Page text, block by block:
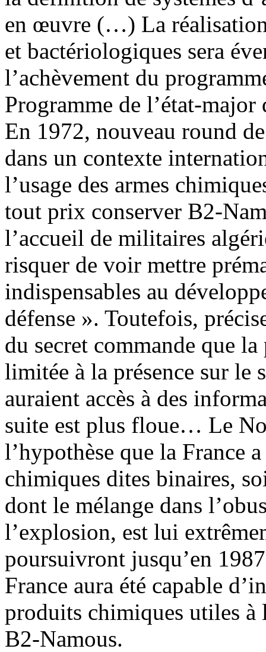
en œuvre (…) La
et bactériologiques sera
l’achèvement du
Programme de l’état-
En 1972, nouveau round
dans un contexte
l’usage des armes
tout prix conserver B2-
l’accueil de militaires
risquer de voir mettre
indispensables au
défense ». Toutefois,
du secret commande que
limitée à la présence sur le
auraient accès à des
suite est plus floue… Le
l’hypothèse que la France
chimiques dites binaires,
dont le mélange dans
l’explosion, est lui
poursuivront jusqu’en
France aura été capable
produits chimiques utiles à
B2-Namous.